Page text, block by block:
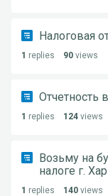
Налоговая
1 replies 90 views
Отчетность
1 replies 124 views
Возьму на
налоге г.
1 replies 140 views